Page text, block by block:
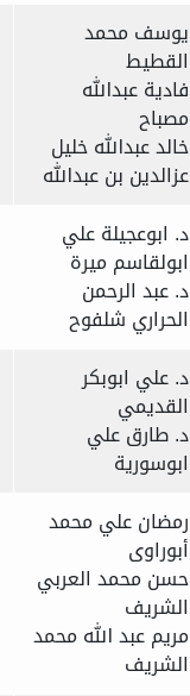
يوسف محمد
القطيط
فادية عبدالله
مصباح
خالد عبدالله خليل
عزالدين بن عبدالله
د. ابوعجيلة علي
ابولقاسم ميرة
د. عبد الرحمن
الحراري شلفوح
د. علي ابوبكر
القديمي
د. طارق علي
ابوسورية
رمضان علي محمد
أبوراوى
حسن محمد العربي
الشريف
مريم عبد الله محمد
الشريف